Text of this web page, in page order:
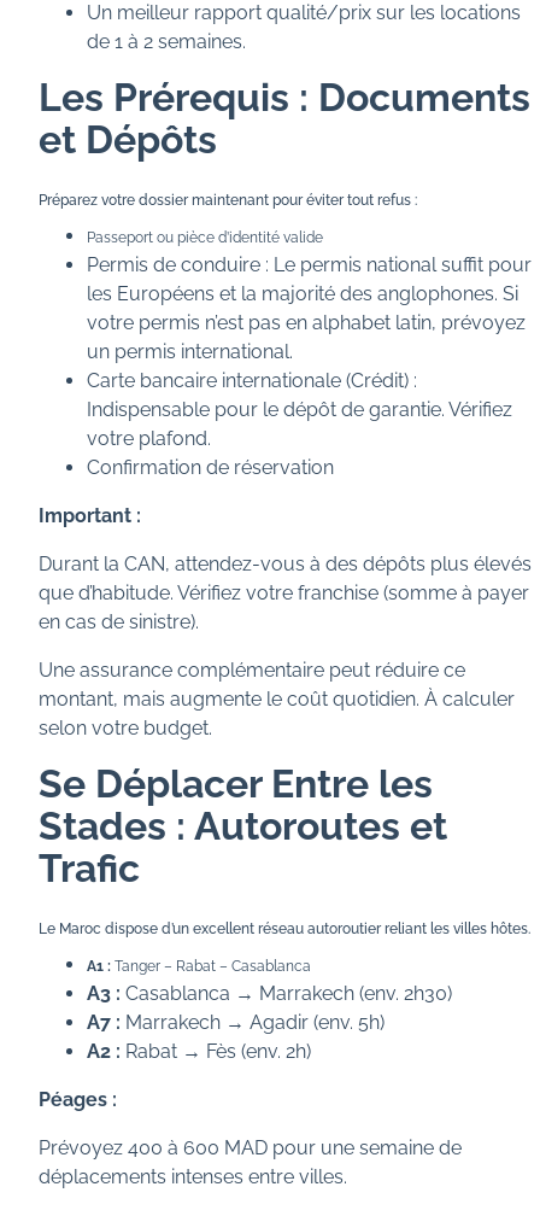
Un meilleur rapport qualité/prix sur les locations
de 1 à 2 semaines.
Les Prérequis : Documents
et Dépôts
Préparez votre dossier maintenant pour éviter tout refus :
Passeport ou pièce d’identité valide
Permis de conduire : Le permis national suffit pour
les Européens et la majorité des anglophones. Si
votre permis n’est pas en alphabet latin, prévoyez
un permis international.
Carte bancaire internationale (Crédit) :
Indispensable pour le dépôt de garantie. Vérifiez
votre plafond.
Confirmation de réservation
Important :
Durant la CAN, attendez-vous à des dépôts plus élevés
que d’habitude. Vérifiez votre franchise (somme à payer
en cas de sinistre).
Une assurance complémentaire peut réduire ce
montant, mais augmente le coût quotidien. À calculer
selon votre budget.
Se Déplacer Entre les
Stades : Autoroutes et
Trafic
Le Maroc dispose d’un excellent réseau autoroutier reliant les villes hôtes.
A1 :Tanger – Rabat – Casablanca
A3 : Casablanca → Marrakech (env. 2h30)
A7 : Marrakech → Agadir (env. 5h)
A2 : Rabat → Fès (env. 2h)
Péages :
Prévoyez 400 à 600 MAD pour une semaine de
déplacements intenses entre villes.